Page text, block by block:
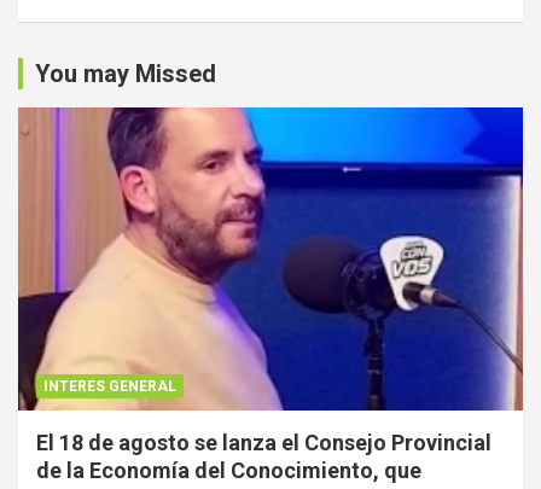
You may Missed
INTERES GENERAL
El 18 de agosto se lanza el Consejo Provincial
de la Economía del Conocimiento, que